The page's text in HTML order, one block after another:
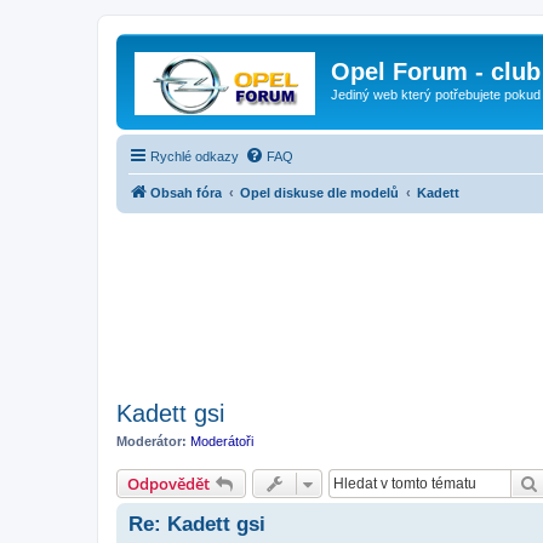
Opel Forum - club
Jediný web který potřebujete
Rychlé odkazy FAQ
Obsah fóra Opel diskuse dle modelů Kadett
Kadett gsi
Moderátor: Moderátoři
Odpovědět
Re: Kadett gsi